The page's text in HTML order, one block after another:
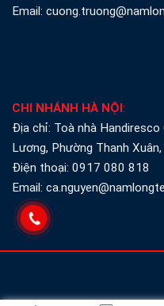
Email:
CHI NHÁNH HÀ NỘI:
Địa chỉ: Toà nhà
Lương, Phường Thanh
Điện thoại: 0917 080 818
Email: